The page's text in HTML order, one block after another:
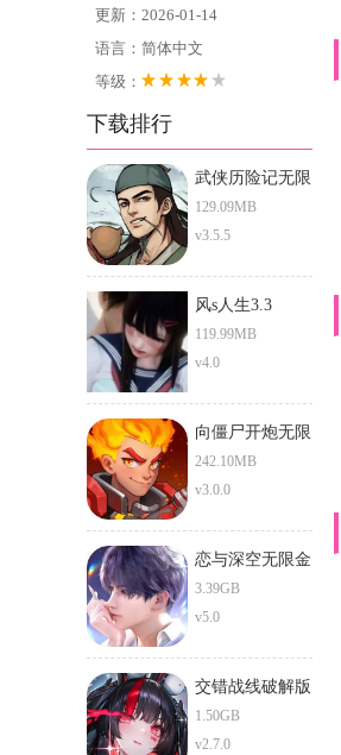
更新：2026-01-14
语言：简体中文
等级：
下载排行
武侠历险记无限
元宝版
129.09MB
v3.5.5
风s人生3.3
119.99MB
v4.0
向僵尸开炮无限
钻石版
242.10MB
v3.0.0
恋与深空无限金
币无限钻石版
3.39GB
v5.0
交错战线破解版
1.50GB
v2.7.0